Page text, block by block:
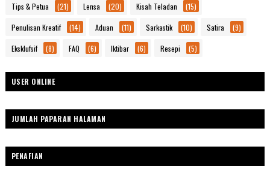
Tips & Petua (21) Lensa (20) Kisah Teladan (15)
Penulisan Kreatif (14) Aduan (11) Sarkastik (10) Satira (9)
Eksklufsif (8) FAQ (6) Iktibar (6) Resepi (5)
USER ONLINE
JUMLAH PAPARAN HALAMAN
PENAFIAN